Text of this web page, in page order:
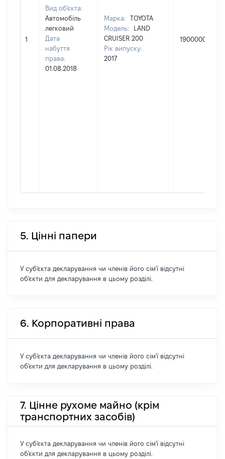
1
Вид об'єкта:
Автомобіль
легковий
Дата
набуття
права:
01.08.2018
Марка:
TOYOTA
Модель:
LAND
CRUISER 200
Рік випуску:
2017
1900000
5. Цінні папери
У суб'єкта декларування чи членів його сім'ї відсутні
об'єкти для декларування в цьому розділі.
6. Корпоративні права
У суб'єкта декларування чи членів його сім'ї відсутні
об'єкти для декларування в цьому розділі.
7. Цінне рухоме майно (крім
транспортних засобів)
У суб'єкта декларування чи членів його сім'ї відсутні
об'єкти для декларування в цьому розділі.